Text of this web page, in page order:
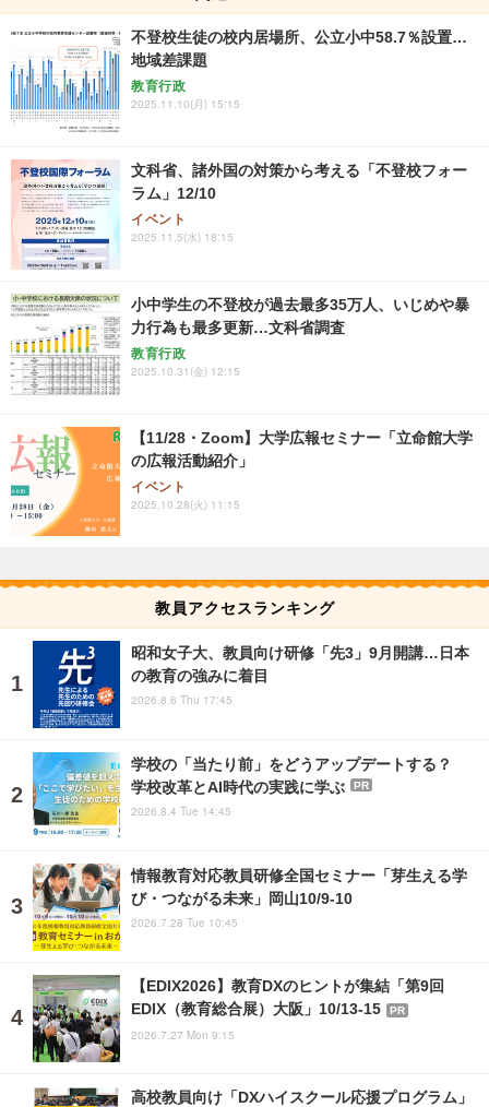
不登校生徒の校内居場所、公立小中58.7％設置…
地域差課題
教育行政
2025.11.10(月) 15:15
文科省、諸外国の対策から考える「不登校フォー
ラム」12/10
イベント
2025.11.5(水) 18:15
小中学生の不登校が過去最多35万人、いじめや暴
力行為も最多更新…文科省調査
教育行政
2025.10.31(金) 12:15
【11/28・Zoom】大学広報セミナー「立命館大学
の広報活動紹介」
イベント
2025.10.28(火) 11:15
教員アクセスランキング
昭和女子大、教員向け研修「先3」9月開講…日本
の教育の強みに着目
2026.8.6 Thu 17:45
学校の「当たり前」をどうアップデートする？
学校改革とAI時代の実践に学ぶ
PR
2026.8.4 Tue 14:45
情報教育対応教員研修全国セミナー「芽生える学
び・つながる未来」岡山10/9-10
2026.7.28 Tue 10:45
【EDIX2026】教育DXのヒントが集結「第9回
EDIX（教育総合展）大阪」10/13-15
PR
2026.7.27 Mon 9:15
高校教員向け「DXハイスクール応援プログラム」